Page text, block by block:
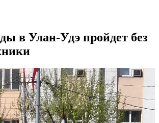
в Улан-Удэ пройдет без